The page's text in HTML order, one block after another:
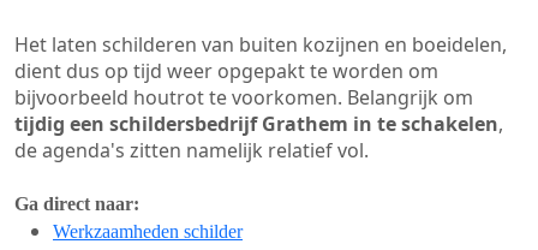
Het laten schilderen van buiten kozijnen en boeidelen,
dient dus op tijd weer opgepakt te worden om
bijvoorbeeld houtrot te voorkomen. Belangrijk om
tijdig een schildersbedrijf Grathem in te schakelen,
de agenda's zitten namelijk relatief vol.
Ga direct naar:
Werkzaamheden schilder